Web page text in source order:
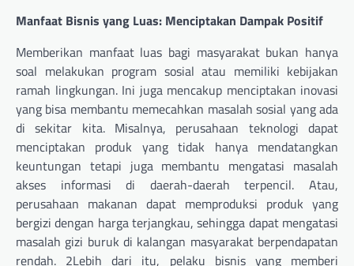
Manfaat Bisnis yang Luas: Menciptakan Dampak Positif
Memberikan manfaat luas bagi masyarakat bukan hanya
soal melakukan program sosial atau memiliki kebijakan
ramah lingkungan. Ini juga mencakup menciptakan inovasi
yang bisa membantu memecahkan masalah sosial yang ada
di sekitar kita. Misalnya, perusahaan teknologi dapat
menciptakan produk yang tidak hanya mendatangkan
keuntungan tetapi juga membantu mengatasi masalah
akses informasi di daerah-daerah terpencil. Atau,
perusahaan makanan dapat memproduksi produk yang
bergizi dengan harga terjangkau, sehingga dapat mengatasi
masalah gizi buruk di kalangan masyarakat berpendapatan
rendah. 2Lebih dari itu, pelaku bisnis yang memberi